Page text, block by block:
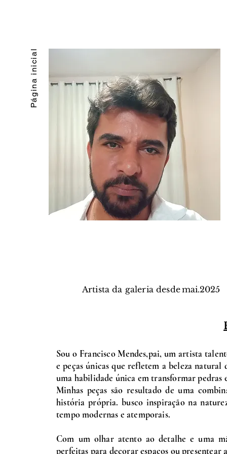
Página inicial
Artista da galeria desdemai.2025
Sou o Francisco Mendes,pai, um artista
e peças únicas que refletem a beleza
uma habilidade única em transformar pedras
Minhas peças são resultado de uma
história própria. busco inspiração na
tempo modernas e atemporais.
Com um olhar atento ao detalhe e uma
perfeitas para decorar espaços ou presentear